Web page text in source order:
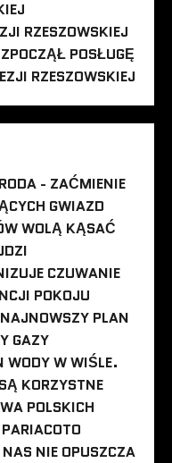
RZESZOWSKIEJ
POSŁUGĘ
RZESZOWSKIEJ
- ZAĆMIENIE
GWIAZD
WOLĄ KĄSAĆ
CZUWANIE
POKOJU
PLAN
GAZY
W WIŚLE.
KORZYSTNE
POLSKICH
NIE OPUSZCZA